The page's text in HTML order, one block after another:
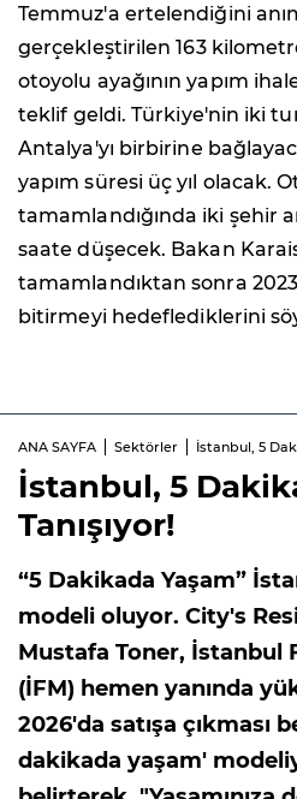
Temmuz'a ertelendiğini
gerçekleştirilen 163
otoyolu ayağının yapım
teklif geldi. Türkiye'nin iki
Antalya'yı birbirine
yapım süresi üç yıl olacak.
tamamlandığında iki şehir
saate düşecek. Bakan
tamamlandıktan sonra
bitirmeyi hedeflediklerini
ANA SAYFA Sektörler İstanbul, 5
İstanbul, 5
Tanışıyor!
“5 Dakikada Yaşam”
modeli oluyor. City's
Mustafa Toner, İstanbul
(İFM) hemen yanında
2026'da satışa çıkması
dakikada yaşam'